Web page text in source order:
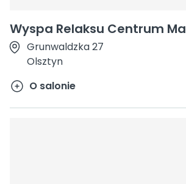
Wyspa Relaksu Centrum
Grunwaldzka 27
Olsztyn
O salonie